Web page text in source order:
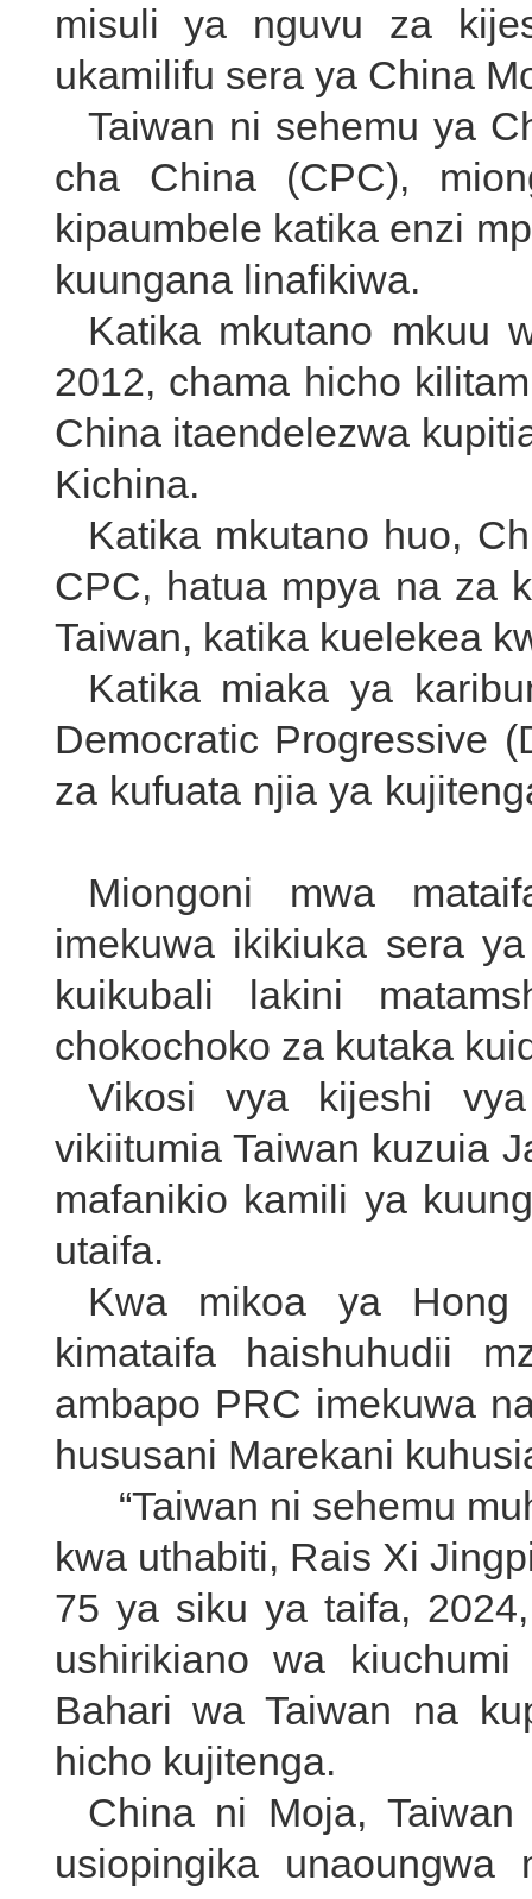
misuli ya nguvu za
ukamilifu sera ya China
Taiwan ni sehemu ya
cha China (CPC),
kipaumbele katika enzi
kuungana linafikiwa.
Katika mkutano mkuu
2012, chama hicho
China itaendelezwa
Kichina.
Katika mkutano huo,
CPC, hatua mpya na za
Taiwan, katika kuelekea
Katika miaka ya
Democratic Progressive
za kufuata njia ya
Miongoni mwa
imekuwa ikikiuka sera
kuikubali lakini
chokochoko za kutaka
Vikosi vya kijeshi
vikiitumia Taiwan kuzuia
mafanikio kamili ya
utaifa.
Kwa mikoa ya
kimataifa haishuhudii
ambapo PRC imekuwa
hususani Marekani
“Taiwan ni sehemu
kwa uthabiti, Rais Xi
75 ya siku ya taifa,
ushirikiano wa
Bahari wa Taiwan na
hicho kujitenga.
China ni Moja,
usiopingika